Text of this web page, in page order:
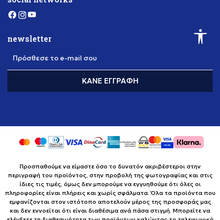
newsletter
Πρόσθεσε το e-mail σου
ΚΆΝΕ ΕΓΓΡΑΦΉ
Προσπαθούμε να είμαστε όσο το δυνατόν ακριβέστεροι στην
περιγραφή του προϊόντος, στην προβολή της φωτογραφίας και στις
ίδιες τις τιμές, όμως δεν μπορούμε να εγγυηθούμε ότι όλες οι
πληροφορίες είναι πλήρεις και χωρίς σφάλματα. Όλα τα προϊόντα που
εμφανίζονται στον ιστότοπο αποτελούν μέρος της προσφοράς μας
και δεν εννοείται ότι είναι διαθέσιμα ανά πάσα στιγμή. Μπορείτε να